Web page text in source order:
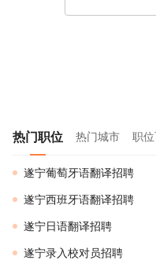
热门职位 热门城市 职
遂宁葡萄牙语翻译招聘
遂宁西班牙语翻译招聘
遂宁日语翻译招聘
遂宁录入校对员招聘